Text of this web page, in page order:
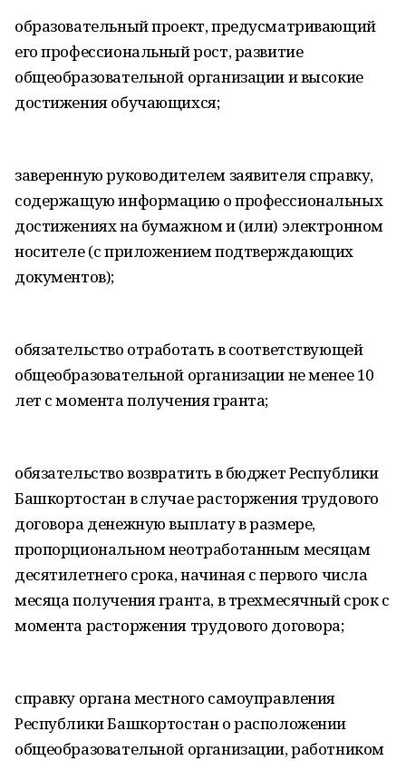
образовательный проект, предусматривающий
его профессиональный рост, развитие
общеобразовательной организации и высокие
достижения обучающихся;
заверенную руководителем заявителя справку,
содержащую информацию о профессиональных
достижениях на бумажном и (или) электронном
носителе (с приложением подтверждающих
документов);
обязательство отработать в соответствующей
общеобразовательной организации не менее 10
лет с момента получения гранта;
обязательство возвратить в бюджет Республики
Башкортостан в случае расторжения трудового
договора денежную выплату в размере,
пропорциональном неотработанным месяцам
десятилетнего срока, начиная с первого числа
месяца получения гранта, в трехмесячный срок с
момента расторжения трудового договора;
справку органа местного самоуправления
Республики Башкортостан о расположении
общеобразовательной организации, работником